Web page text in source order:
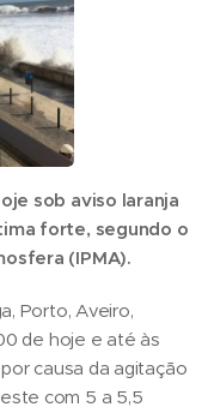
sob aviso laranja
forte, segundo o
(IPMA).
Porto, Aveiro,
de hoje e até às
causa da agitação
com 5 a 5,5